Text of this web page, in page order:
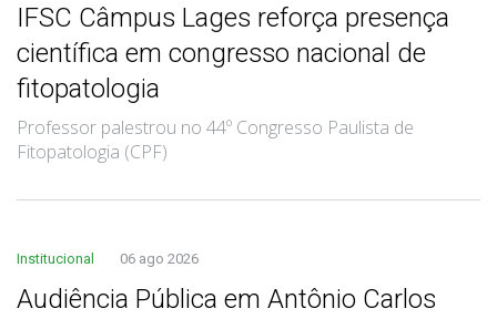
IFSC Câmpus Lages reforça presença
científica em congresso nacional de
fitopatologia
Professor palestrou no 44º Congresso Paulista de
Fitopatologia (CPF)
Institucional 06 ago 2026
Audiência Pública em Antônio Carlos